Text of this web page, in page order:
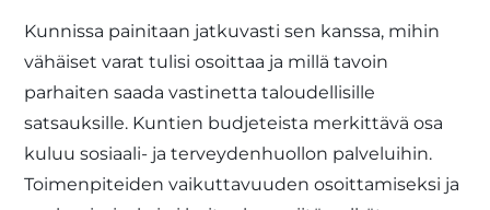
Kunnissa painitaan jatkuvasti sen kanssa, mihin
vähäiset varat tulisi osoittaa ja millä tavoin
parhaiten saada vastinetta taloudellisille
satsauksille. Kuntien budjeteista merkittävä osa
kuluu sosiaali- ja terveydenhuollon palveluihin.
Toimenpiteiden vaikuttavuuden osoittamiseksi ja